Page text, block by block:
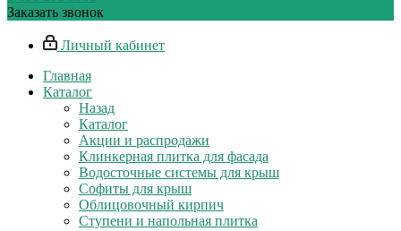
Заказать звонок
Личный кабинет
Главная
Каталог
Назад
Каталог
Акции и распродажи
Клинкерная плитка для фасада
Водосточные системы для крыш
Софиты для крыш
Облицовочный кирпич
Ступени и напольная плитка